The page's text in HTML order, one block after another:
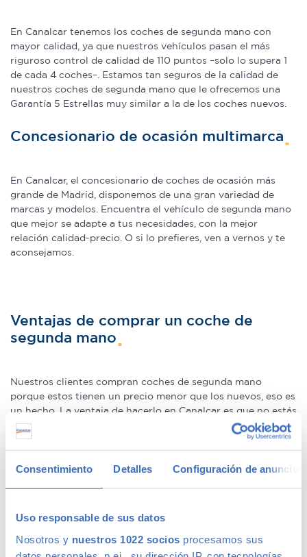
Consentimiento Detalles Configuración de anuncios
Uso responsable de sus datos
Nosotros y nuestros 1022 socios procesamos sus
En Canalcar tenemos los coches de segunda mano con
mayor calidad, ya que nuestros vehículos pasan el más
riguroso control de calidad de 110 puntos –solo lo supera 1
de cada 4 coches–. Estamos tan seguros de la calidad de
nuestros coches de segunda mano que le ofrecemos una
Garantía 5 Estrellas muy similar a la de los coches nuevos.
Concesionario de ocasión multimarca
En Canalcar, el concesionario de coches de ocasión más
grande de Madrid, disponemos de una gran variedad de
marcas y modelos. Encuentra el vehículo de segunda mano
que mejor se adapte a tus necesidades, con la mejor
relación calidad-precio. O si lo prefieres, ven a vernos y te
aconsejamos.
Ventajas de comprar un coche de
segunda mano
Nuestros clientes compran coches de segunda mano
porque estos tienen un precio menor que los nuevos, eso es
un hecho. La ventaja de hacerlo en Canalcar es que no estás
obligado a renunciar a la calidad o a la garantía por este
motivo, ni siquiera en coches más básicos. Además, los
coches de ocasión se presentan como una oportunidad
única para adquirir gama Premium, ya que la calidad de
mucho menor–.